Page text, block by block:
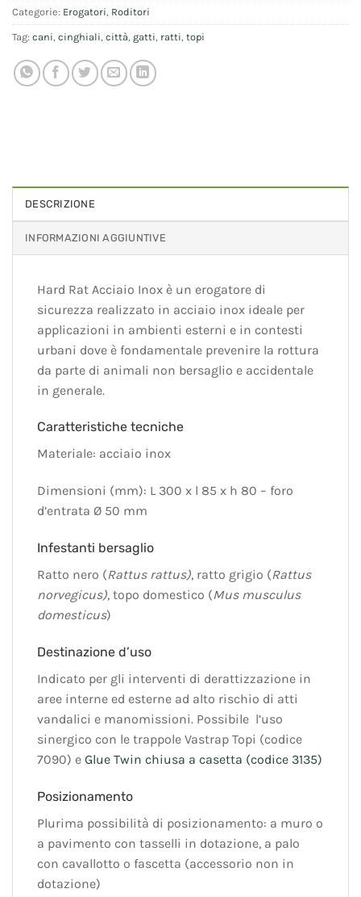
Categorie: Erogatori Roditori
Tag: cani cinghiali città gatti ratti topi
DESCRIZIONE
INFORMAZIONI AGGIUNTIVE
Hard Rat Acciaio Inox è un erogatore di
sicurezza realizzato in acciaio inox ideale per
applicazioni in ambienti esterni e in contesti
urbani dove è fondamentale prevenire la rottura
da parte di animali non bersaglio e accidentale
in generale.
Caratteristiche tecniche
Materiale: acciaio inox
Dimensioni (mm): L 300 x l 85 x h 80 – foro
d’entrata Ø 50 mm
Infestanti bersaglio
Ratto nero (Rattus rattus), ratto grigio (Rattus
norvegicus), topo domestico (Mus musculus
domesticus)
Destinazione d’uso
Indicato per gli interventi di derattizzazione in
aree interne ed esterne ad alto rischio di atti
vandalici e manomissioni. Possibile l’uso
sinergico con le trappole Vastrap Topi (codice
7090) e Glue Twin chiusa a casetta (codice 3135)
Posizionamento
Plurima possibilità di posizionamento: a muro o
a pavimento con tasselli in dotazione, a palo
con cavallotto o fascetta (accessorio non in
dotazione)